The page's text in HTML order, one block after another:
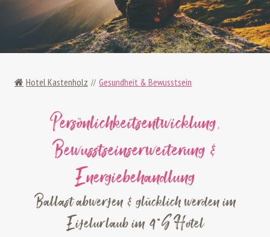
Hotel Kastenholz Gesundheit & Bewusstsein
Persönlichkeitsentwicklung,
Bewusstseinserweiterung &
Energiebehandlung
Ballast abwerfen & glücklich werden im
Eifelurlaub im 4*S Hotel